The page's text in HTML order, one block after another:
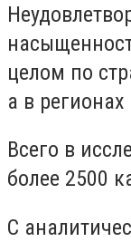
целом по
а в регионах
Всего в
более 2500
С